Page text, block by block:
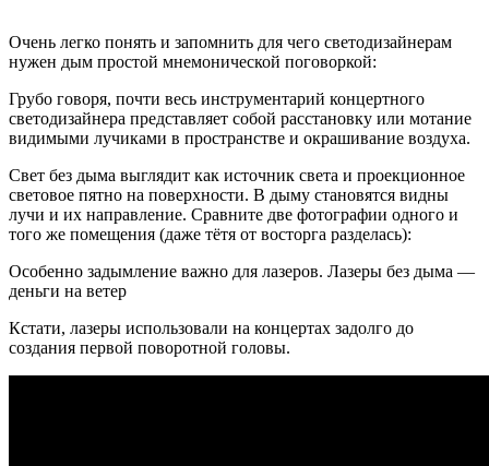
Очень легко понять и запомнить для чего светодизайнерам
нужен дым простой мнемонической поговоркой:
Грубо говоря, почти весь инструментарий концертного
светодизайнера представляет собой расстановку или мотание
видимыми лучиками в пространстве и окрашивание воздуха.
Свет без дыма выглядит как источник света и проекционное
световое пятно на поверхности. В дыму становятся видны
лучи и их направление. Сравните две фотографии одного и
того же помещения (даже тётя от восторга разделась):
Особенно задымление важно для лазеров. Лазеры без дыма —
деньги на ветер
Кстати, лазеры использовали на концертах задолго до
создания первой поворотной головы.